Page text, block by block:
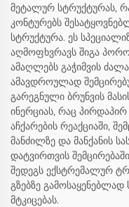
მეტალურ სტრუქტურას,
კონტურებს
სტრუქტურა. ეს
აღმოფხვრავს შიგა
ამაღლებს გაჭიმვის
ამავდროულად
გარეგნული ბრუნვის
ინერციას, რაც
აჩქარების რეაქციაში,
მანძილზე და მანქანის
დატვირთვის
შედეგს ექსტრემალურ
გზებზე
მტკიცებას.